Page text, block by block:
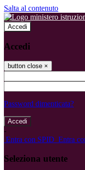
Salta al contenuto
Accedi
Accedi
button close ×
Password dimenticata?
-
Entra con SPID Entra
Seleziona utente